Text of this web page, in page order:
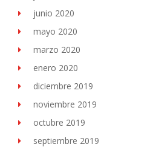
junio 2020
mayo 2020
marzo 2020
enero 2020
diciembre 2019
noviembre 2019
octubre 2019
septiembre 2019